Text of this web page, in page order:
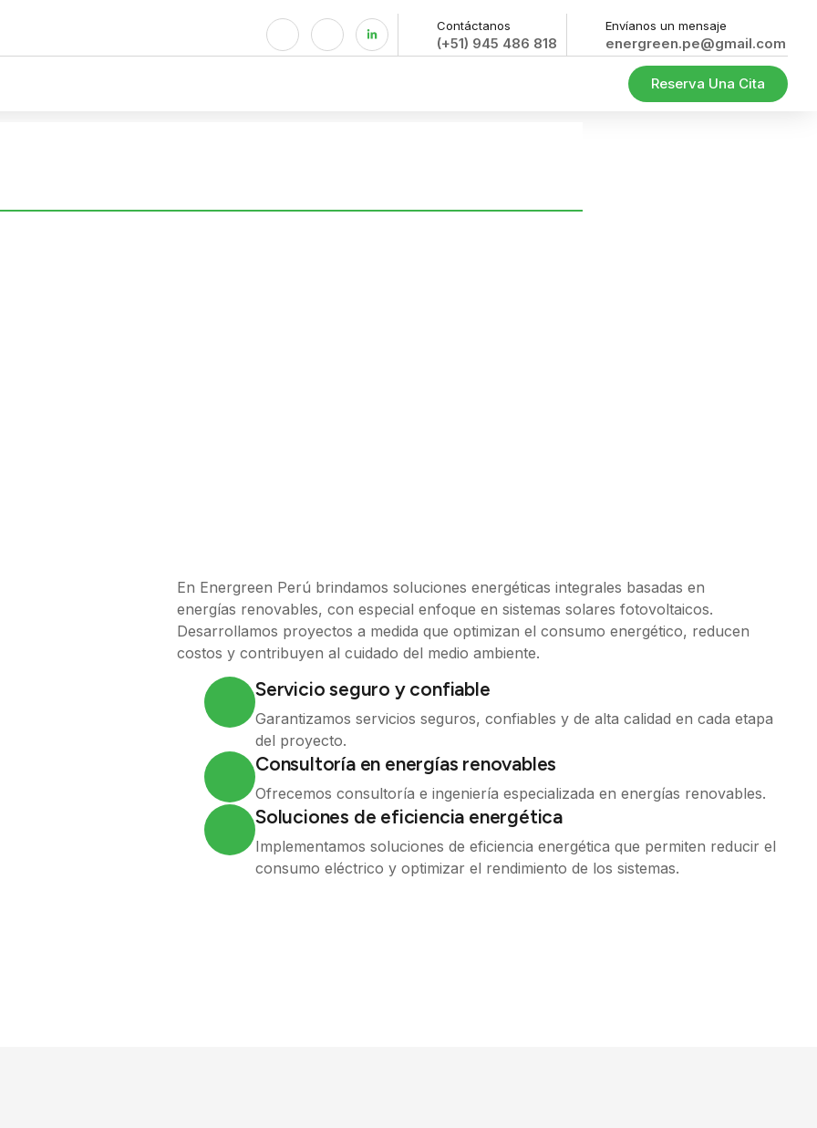
Contáctanos
(+51) 945 486 818
Envíanos un mensaje
energreen.pe@gmail.com
Reserva Una Cita
En Energreen Perú brindamos soluciones energéticas integrales basadas en
energías renovables, con especial enfoque en sistemas solares fotovoltaicos.
Desarrollamos proyectos a medida que optimizan el consumo energético, reducen
costos y contribuyen al cuidado del medio ambiente.
Servicio seguro y confiable
Garantizamos servicios seguros, confiables y de alta calidad en cada etapa
del proyecto.
Consultoría en energías renovables
Ofrecemos consultoría e ingeniería especializada en energías renovables.
Soluciones de eficiencia energética
Implementamos soluciones de eficiencia energética que permiten reducir el
consumo eléctrico y optimizar el rendimiento de los sistemas.